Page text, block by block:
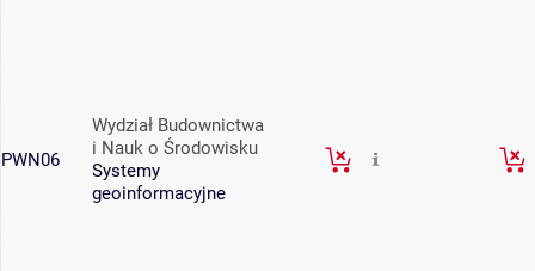
PWN06
Wydział Budownictwa
i Nauk o Środowisku
Systemy
geoinformacyjne